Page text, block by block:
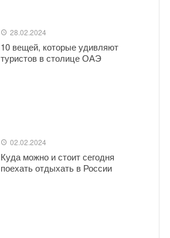
28.02.2024
10 вещей, которые удивляют
туристов в столице ОАЭ
02.02.2024
Куда можно и стоит сегодня
поехать отдыхать в России